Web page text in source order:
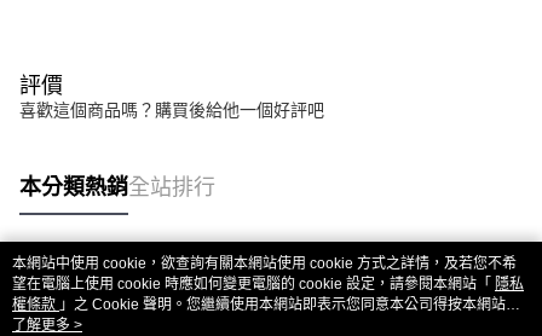
評價
喜歡這個商品嗎？購買後給他一個好評吧
本分類熱銷全站排行
熱門標籤
本網站中使用 cookie，欲查詢有關本網站使用 cookie 方式之詳情，及若您不希
望在電腦上使用 cookie 時應如何變更電腦的 cookie 設定，請參閱本網站「 隱私
權條款 」之 Cookie 聲明。您繼續使用本網站即表示您同意本公司得按本網站使
用條款之 Cookie 聲明使用 cookie。
了解更多 >